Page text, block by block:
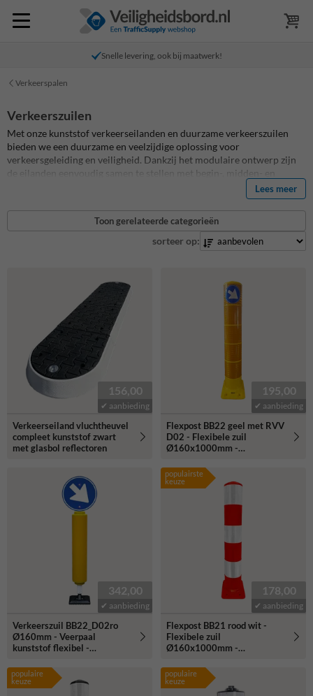
Snelle levering, ook bij maatwerk!
Verkeerspalen
Verkeerszuilen
Met onze kunststof verkeerseilanden en duurzame verkeerszuilen
bieden we een duurzame en veelzijdige oplossing voor
verkeersgeleiding en veiligheid. Dankzij het modulaire ontwerp zijn
de eilanden eenvoudig samen te stellen met begin-, midden- en
eindstukken, waardoor ze perfect geschikt zijn voor uiteenlopende
toepassingen zoals rijbaansplitsingen, snelheidsremming, en
vluchtheuvels. Voor vluchtheuvels zijn deze verkeerseilanden ideaal
in combinatie met een vluchtheuvelbord, waarmee je een duidelijke
en veilige oversteekplaats creëert. Door de glasbolreflectoren en
oplossing. Met hun eenvoudige installatie, onderhoudsvrije karakter
en bescherming van het wegdek bieden onze verkeerseilanden de
perfecte mix van functionaliteit en duurzaamheid. Of het nu gaat om
tijdelijke of permanente verkeerssituaties, je kunt rekenen op een
hoogwaardige verkeersoplossing die veiligheid en flexibiliteit biedt.
Lees meer
Toon gerelateerde categorieën
sorteer op:
156,00
✔ aanbieding
Verkeerseiland vluchtheuvel
compleet kunststof zwart
met glasbol reflectoren
195,00
✔ aanbieding
Flexpost BB22 geel met RVV
D02 - Flexibele zuil
Ø160x1000mm -
342,00
✔ aanbieding
Verkeerszuil BB22_D02ro
Ø160mm - Veerpaal
kunststof flexibel -
populairste
keuze
178,00
✔ aanbieding
Flexpost BB21 rood wit -
Flexibele zuil
Ø160x1000mm -
populaire
keuze
populaire
keuze